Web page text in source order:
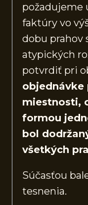
požadujeme
faktúry vo
dobu prahov
atypických
potvrdiť pri
objednávke
miestnosti,
formou
bol
všetkých
Súčasťou
tesnenia.